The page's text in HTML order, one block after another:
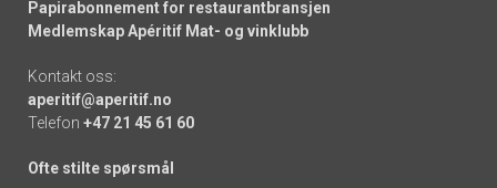
Papirabonnement for restaurantbransjen
Medlemskap Apéritif Mat- og vinklubb
Kontakt oss:
aperitif@aperitif.no
Telefon +47 21 45 61 60
Ofte stilte spørsmål